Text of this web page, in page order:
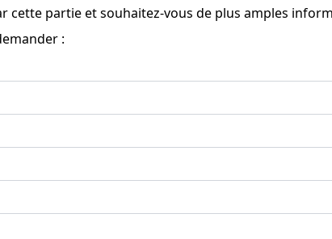
cette partie et souhaitez-vous de plus amples
: